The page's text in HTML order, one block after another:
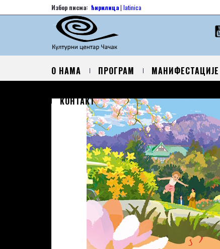
Избор писма: ћирилица| latinica
О НАМА ПРОГРАМ МАНИФЕСТАЦИЈЕ
КОНТАКТ